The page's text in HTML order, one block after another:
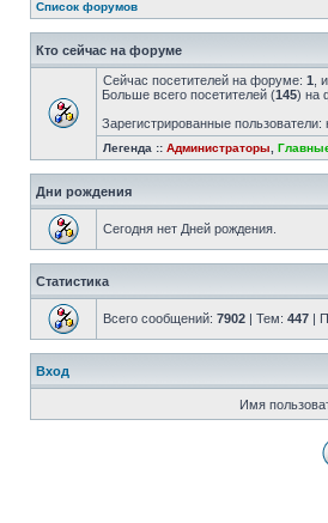
Список форумов
Кто сейчас на форуме
Сейчас посетителей на форуме: 1 ,
Больше всего посетителей (145) на
Зарегистрированные пользователи:
Легенда :: Администраторы
Дни рождения
Сегодня нет Дней рождения.
Статистика
Всего сообщений: 7902 | Тем: 447 |
Вход
Имя